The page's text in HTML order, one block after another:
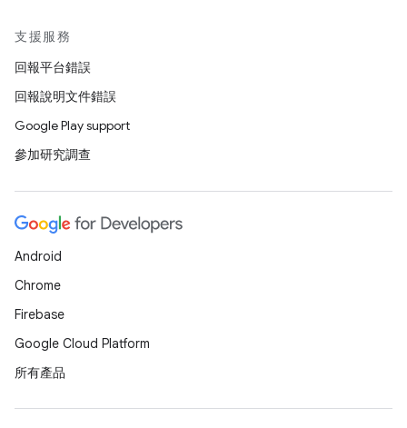
支援服務
回報平台錯誤
回報說明文件錯誤
Google Play support
參加研究調查
Android
Chrome
Firebase
Google Cloud Platform
所有產品